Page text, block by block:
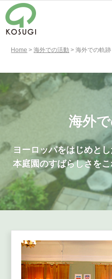
Home >海外での活動 >海外での軌跡
海外
ヨーロッパをはじめと
本庭園のすばらしさを